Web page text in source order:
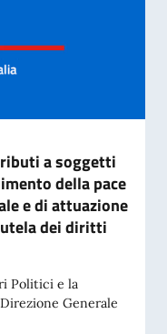
a soggetti
della pace
e di attuazione
dei diritti
Politici e la
Generale